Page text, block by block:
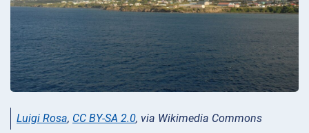
Luigi Rosa, CC BY-SA 2.0, via Wikimedia Commons